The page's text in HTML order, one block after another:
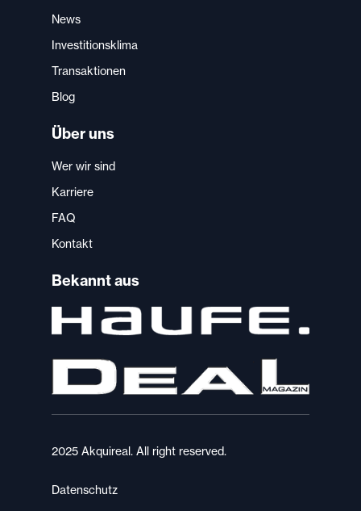
News
Investitionsklima
Transaktionen
Blog
Über uns
Wer wir sind
Karriere
FAQ
Kontakt
Bekannt aus
2025 Akquireal. All right reserved.
Datenschutz